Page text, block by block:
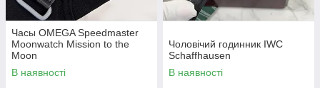
Часы OMEGA Speedmaster
Moonwatch Mission to the
Moon
В наявності
Чоловічий годинник IWC
Schaffhausen
В наявності